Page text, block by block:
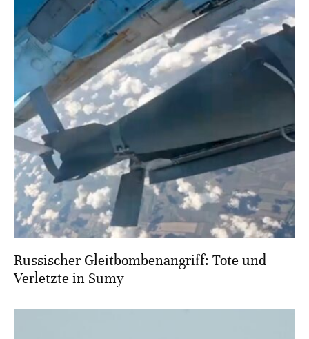
Russischer Gleitbombenangriff: Tote und
Verletzte in Sumy